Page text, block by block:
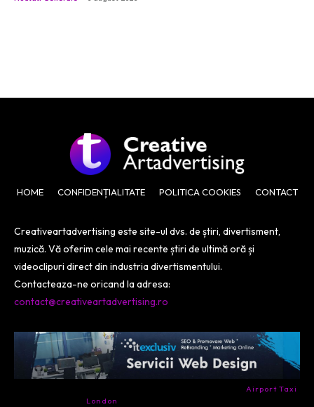
HOME CONFIDENȚIALITATE POLITICA COOKIES CONTACT
Creativeartadvertising este site-ul dvs. de știri, divertisment,
muzică. Vă oferim cele mai recente știri de ultimă oră și
videoclipuri direct din industria divertismentului.
Contacteaza-ne oricand la adresa:
contact@creativeartadvertising.ro
Airport Taxi
London